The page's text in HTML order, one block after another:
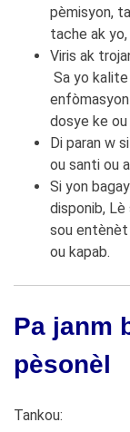
pèmisyon,
tache ak
Viris ak
Sa yo kalite
dosye ke
Di paran w
ou santi ou
Si yon
disponib, Lè
sou entènèt
ou kapab.
Pa janm
pèsonèl
Tankou: